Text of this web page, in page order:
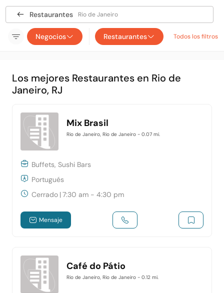
Restaurantes Rio de Janeiro
Negocios Restaurantes Todos los filtros
Los mejores Restaurantes en Rio de
Janeiro, RJ
Mix Brasil
Rio de Janeiro, Rio de Janeiro - 0.07 mi.
Buffets, Sushi Bars
Portugués
Cerrado |7:30 am - 4:30 pm
Mensaje
Café do Pátio
Rio de Janeiro, Rio de Janeiro - 0.12 mi.